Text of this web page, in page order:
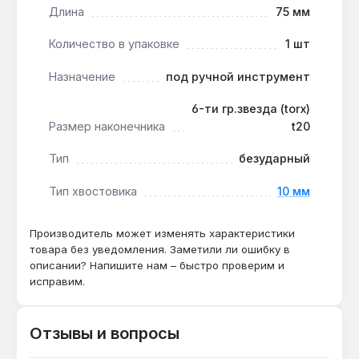
Безударный тип: бита предназначена для
срок службы насадки и крепежа.
монтажа и демонтажа крепежа в автомобильной
технике, при сборке мебели, ремонте
электроники и других задачах, где требуется
точное закручивание. Производство — Тайвань.
шуруповертом?
Нет — бита безударного типа, использование
с ударным инструментом может привести к
Длина 75 мм
Количество в упаковке 1 шт
Назначение под ручной инструмент
Размер наконечника
6-ти гр.звезда (torx)
t20
Тип безударный
Тип хвостовика 10 мм
Производитель может изменять характеристики
товара без уведомления. Заметили ли ошибку в
описании? Напишите нам – быстро проверим и
исправим.
Отзывы и вопросы